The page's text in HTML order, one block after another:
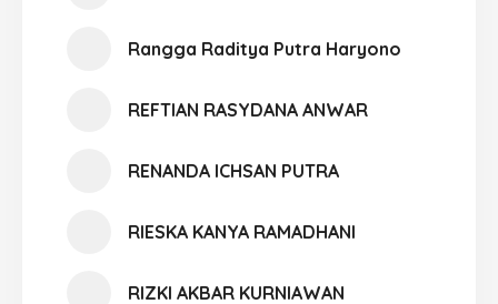
Rangga Raditya Putra Haryono
REFTIAN RASYDANA ANWAR
RENANDA ICHSAN PUTRA
RIESKA KANYA RAMADHANI
RIZKI AKBAR KURNIAWAN